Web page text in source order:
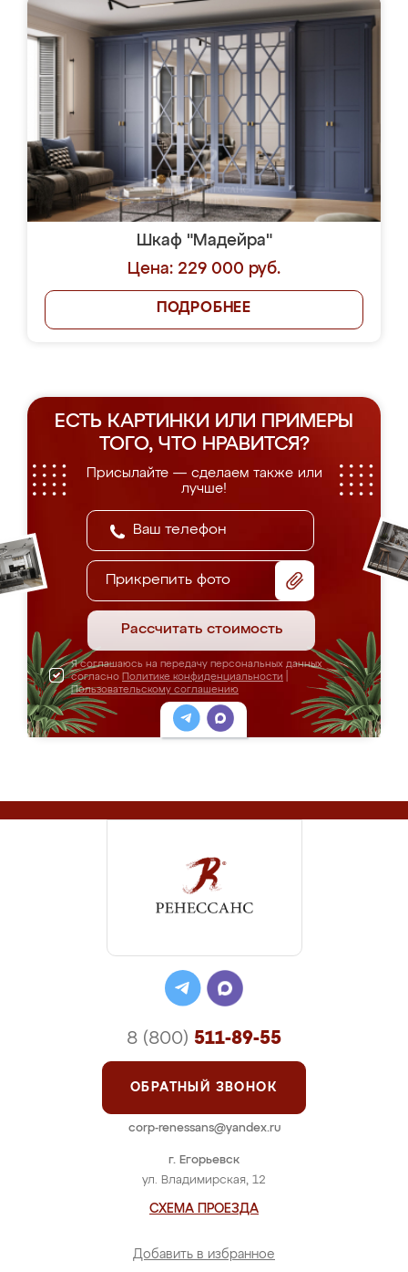
Шкаф "Мадейра"
Цена: 229 000 руб.
ПОДРОБНЕЕ
ЕСТЬ КАРТИНКИ ИЛИ ПРИМЕРЫ
ТОГО, ЧТО НРАВИТСЯ?
Присылайте — сделаем также или
лучше!
Прикрепить фото
Рассчитать стоимость
Я соглашаюсь на передачу персональных данных
согласно Политике конфиденциальности
Пользовательскому соглашению
г. Егорьевск
ул. Владимирская, 12
СХЕМА ПРОЕЗДА
Добавить в избранное
8 (800) 511-89-55
ОБРАТНЫЙ ЗВОНОК
corp-renessans@yandex.ru